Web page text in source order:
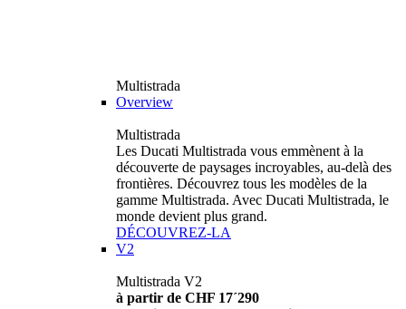
Multistrada
Overview
Multistrada
Les Ducati Multistrada vous emmènent à la
découverte de paysages incroyables, au-delà des
frontières. Découvrez tous les modèles de la
gamme Multistrada. Avec Ducati Multistrada, le
monde devient plus grand.
DÉCOUVREZ-LA
V2
Multistrada V2
à partir de CHF 17´290